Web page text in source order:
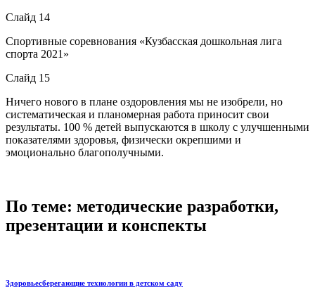
Слайд 14
Спортивные соревнования «Кузбасская дошкольная лига
спорта 2021»
Слайд 15
Ничего нового в плане оздоровления мы не изобрели, но
систематическая и планомерная работа приносит свои
результаты. 100 % детей выпускаются в школу с улучшенными
показателями здоровья, физически окрепшими и
эмоционально благополучными.
По теме: методические разработки,
презентации и конспекты
Здоровьесберегающие технологии в детском саду